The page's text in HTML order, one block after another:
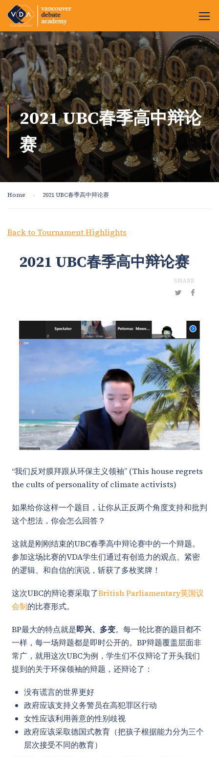
2021 UBC春季高中辩论
赛
Home 2021 UBC春季高中辩论赛
Back to Tournament Highlights
2021 UBC春季高中辩论赛
SHARE
“我们反对膜拜跟从环保主义领袖” (This house regrets
the cults of personality of climate activists)
如果给你这样一个题目，让你从正反两个角度支持和批判
这个想法，你会怎么回答？
这就是刚刚结束的UBC春季高中辩论赛中的一个辩题。
参加这场比赛的VDA学生们通过有创造力的观点、紧密
的逻辑、和自信的演说，斩获了多枚奖牌！
这次UBC的辩论赛采取了British Parliamentary英国议
会制的比赛形式。
BP最大的特点就是即兴、多变。每一轮比赛的题目都不
一样，每一场辩题都是即时公开的。BP辩题覆盖层面非
常广，就用这次UBC为例，学生们不仅辩论了开头我们
提到的关于环保领袖的辩题，还辩论了：
没有谎言的世界更好
政府应该支持义务警员在高犯罪区行动
女性应该利用善意的性别歧视
政府应该采取德国式教育（把孩子根据能力分为三个
层次接受不同的教育）